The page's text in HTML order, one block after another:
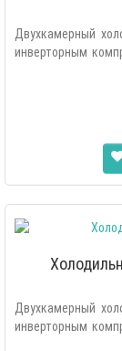
Двухкамерный
инверторным
Двухкамерный
инверторным